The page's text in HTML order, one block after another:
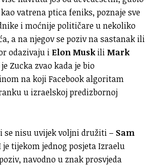
vatrena ptica feniks, poznaje sve
i moćnije političare u nekoliko
a na njegov se poziv na sastanak ili
odazivaju i Elon Muskili Mark
Zucka zvao kada je bio
na koji Facebook algoritam
u izraelskoj predizbornoj
se nisu uvijek voljni družiti – Sam
je tijekom jednog posjeta Izraelu
navodno u znak prosvjeda